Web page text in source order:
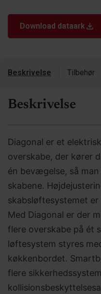
Download dataark
Beskrivelse Tilbehør
Beskrivelse
Diagonal er et
overskabe, der kører
én bevægelse, så
skabene.
skabsløftesystemet
Med Diagonal er der
flere overskabe på ét
løftesystem styres
køkkenbordet.
flere